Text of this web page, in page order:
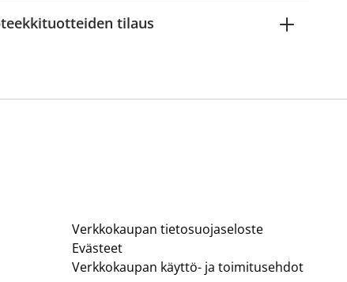
tilaus
Verkkokaupan tietosuojaseloste
Evästeet
Verkkokaupan käyttö- ja toimitusehdot